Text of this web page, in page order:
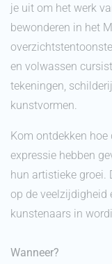
je uit om het werk
bewonderen in het
en volwassen
tekeningen,
kunstvormen.
Kom ontdekken
expressie hebben
hun artistieke groei.
op de veelzijdigheid
kunstenaars in
Wanneer?